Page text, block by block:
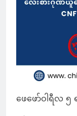
ဖေဖော်ဝါရီလ ၅